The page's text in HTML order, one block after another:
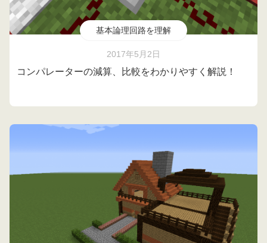
基本論理回路を理解
2017年5月2日
コンパレーターの減算、比較をわかりやすく解説！